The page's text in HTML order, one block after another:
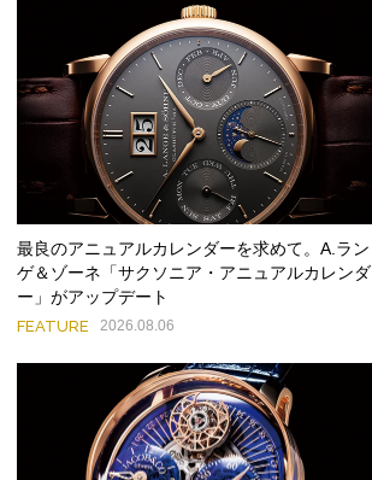
最良のアニュアルカレンダーを求めて。A.ラン
ゲ＆ゾーネ「サクソニア・アニュアルカレンダ
ー」がアップデート
FEATURE 2026.08.06